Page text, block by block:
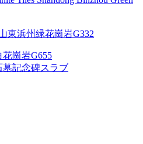
東浜州緑花崗岩G332
崗岩G655
墓記念碑スラブ